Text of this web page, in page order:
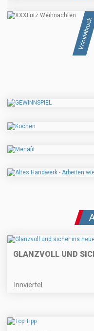
Vöcklabruck
GLANZVOLL UND
Innviertel